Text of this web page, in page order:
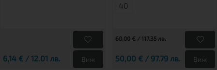
6,14 € / 12.01 лв. Виж
40
60,00 € / 117.35 лв.
50,00 € / 97.79 лв. Виж